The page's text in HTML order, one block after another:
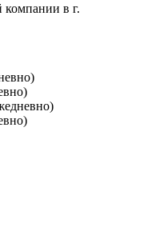
компании в г.